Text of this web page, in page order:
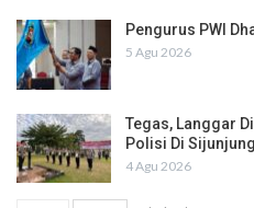
Pengurus PWI
5 Agu 2026
Tegas, Langgar
Polisi Di
4 Agu 2026